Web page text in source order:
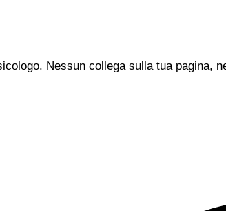
Nessun collega sulla tua pagina,